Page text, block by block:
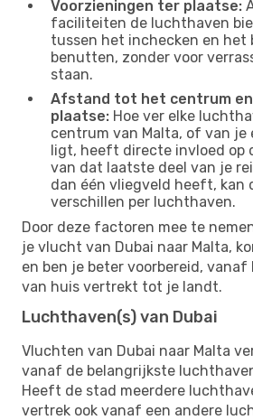
Voorzieningen ter plaatse:
faciliteiten de luchthaven
tussen het inchecken en het
benutten, zonder voor
staan.
Afstand tot het centrum
plaatse: Hoe ver elke
centrum van Malta, of van je
ligt, heeft directe invloed op
van dat laatste deel van je
dan één vliegveld heeft, kan
verschillen per luchthaven.
Door deze factoren mee te
je vlucht van Dubai naar Malta,
en ben je beter voorbereid,
van huis vertrekt tot je landt.
Luchthaven(s) van Dubai
Vluchten van Dubai naar Malta
vanaf de belangrijkste
Heeft de stad meerdere
vertrek ook vanaf een andere